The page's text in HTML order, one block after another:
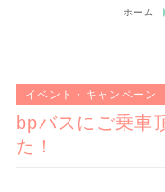
ホーム
イベント・キャンペーン
bpバスにご乗車
た！